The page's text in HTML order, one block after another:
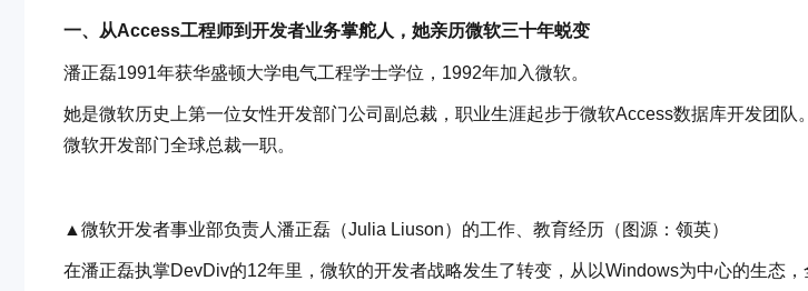
一、从Access工程师到开发者业务掌舵人，她亲历微软三十年蜕变
潘正磊1991年获华盛顿大学电气工程学士学位，1992年加入微软。
她是微软历史上第一位女性开发部门公司副总裁，职业生涯起步于微软Access数据库开发团队
微软开发部门全球总裁一职。
▲微软开发者事业部负责人潘正磊（Julia Liuson）的工作、教育经历（图源：领英）
在潘正磊执掌DevDiv的12年里，微软的开发者战略发生了转变，从以Windows为中心的生态